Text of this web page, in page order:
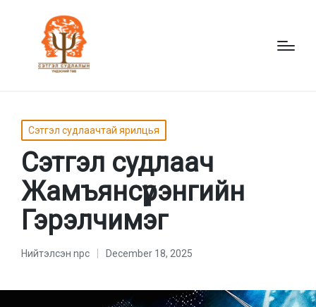
Posted
in
Сэтгэл судлаачтай ярилцья
Сэтгэл судлаач
Жамъянсүрэнгийн
Гэрэлчимэг
Нийтэлсэн
Нийтэлсэн npc December 18, 2025